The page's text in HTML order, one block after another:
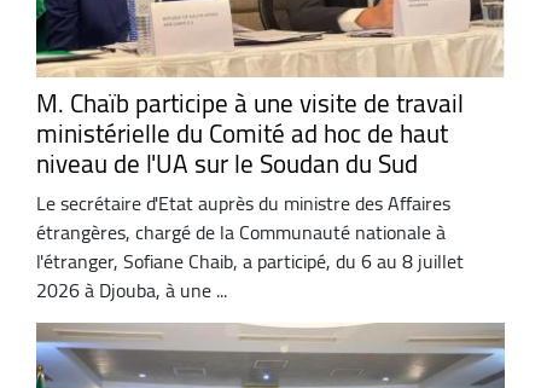
M. Chaïb participe à une visite de travail
ministérielle du Comité ad hoc de haut
niveau de l'UA sur le Soudan du Sud
Le secrétaire d'Etat auprès du ministre des Affaires
étrangères, chargé de la Communauté nationale à
l'étranger, Sofiane Chaib, a participé, du 6 au 8 juillet
2026 à Djouba, à une ...